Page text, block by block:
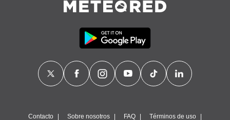
Contacto Sobre nosotros FAQ Términos de uso